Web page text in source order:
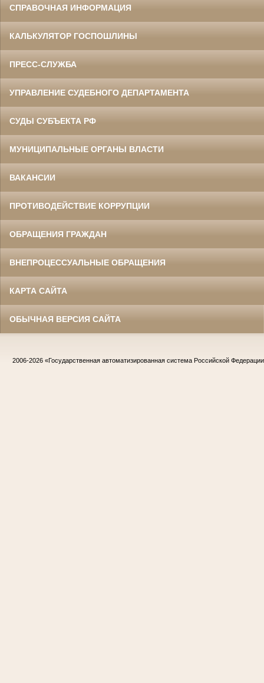
СПРАВОЧНАЯ ИНФОРМАЦИЯ
КАЛЬКУЛЯТОР ГОСПОШЛИНЫ
ПРЕСС-СЛУЖБА
УПРАВЛЕНИЕ СУДЕБНОГО ДЕПАРТАМЕНТА
СУДЫ СУБЪЕКТА РФ
МУНИЦИПАЛЬНЫЕ ОРГАНЫ ВЛАСТИ
ВАКАНСИИ
ПРОТИВОДЕЙСТВИЕ КОРРУПЦИИ
ОБРАЩЕНИЯ ГРАЖДАН
ВНЕПРОЦЕССУАЛЬНЫЕ ОБРАЩЕНИЯ
КАРТА САЙТА
ОБЫЧНАЯ ВЕРСИЯ САЙТА
2006-2026 «Государственная автоматизированная система Российской